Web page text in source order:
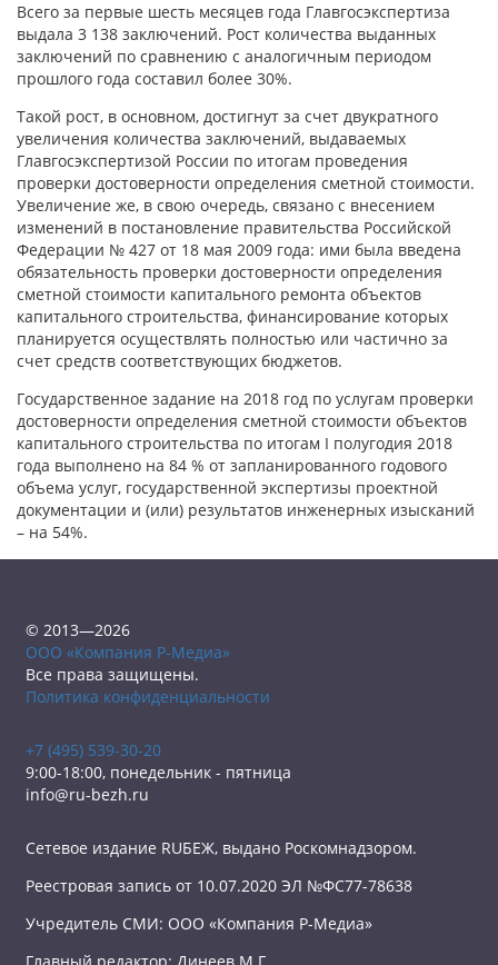
Всего за первые шесть месяцев года Главгосэкспертиза
выдала 3 138 заключений. Рост количества выданных
заключений по сравнению с аналогичным периодом
прошлого года составил более 30%.
Такой рост, в основном, достигнут за счет двукратного
увеличения количества заключений, выдаваемых
Главгосэкспертизой России по итогам проведения
проверки достоверности определения сметной стоимости.
Увеличение же, в свою очередь, связано с внесением
изменений в постановление правительства Российской
Федерации № 427 от 18 мая 2009 года: ими была введена
обязательность проверки достоверности определения
сметной стоимости капитального ремонта объектов
капитального строительства, финансирование которых
планируется осуществлять полностью или частично за
счет средств соответствующих бюджетов.
Государственное задание на 2018 год по услугам проверки
достоверности определения сметной стоимости объектов
капитального строительства по итогам I полугодия 2018
года выполнено на 84 % от запланированного годового
объема услуг, государственной экспертизы проектной
документации и (или) результатов инженерных изысканий
– на 54%.
© 2013—2026
ООО «Компания Р-Медиа»
Все права защищены.
Политика конфиденциальности
+7 (495) 539-30-20
9:00-18:00, понедельник - пятница
info@ru-bezh.ru
Сетевое издание RUБЕЖ, выдано Роскомнадзором.
Реестровая запись от 10.07.2020 ЭЛ №ФС77-78638
Учредитель СМИ: ООО «Компания Р-Медиа»